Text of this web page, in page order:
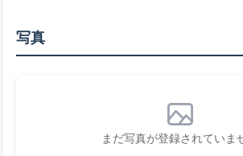
写真
まだ写真が登録されていま